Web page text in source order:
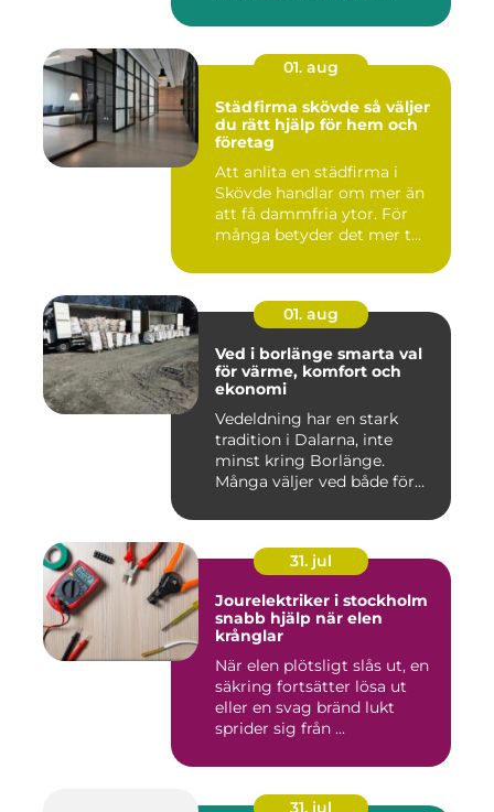
01. aug
Städfirma skövde så väljer
du rätt hjälp för hem och
företag
Att anlita en städfirma i
Skövde handlar om mer än
att få dammfria ytor. För
många betyder det mer t...
01. aug
Ved i borlänge smarta val
för värme, komfort och
ekonomi
Vedeldning har en stark
tradition i Dalarna, inte
minst kring Borlänge.
Många väljer ved både för
31. jul
Jourelektriker i stockholm
snabb hjälp när elen
krånglar
När elen plötsligt slås ut, en
säkring fortsätter lösa ut
eller en svag bränd lukt
sprider sig från ...
31. jul